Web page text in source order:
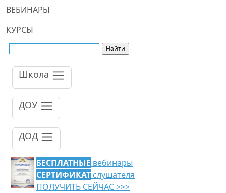
ВЕБИНАРЫ
КУРСЫ
Школа
ДОУ
ДОД
БЕСПЛАТНЫЕ вебинары
СЕРТИФИКАТ слушателя
ПОЛУЧИТЬ СЕЙЧАС >>>